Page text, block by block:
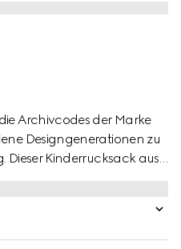
Archivcodes der Marke
Designgenerationen zu
Dieser Kinderrucksack aus
die